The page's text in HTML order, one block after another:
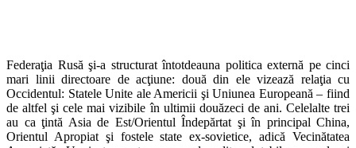
Federaţia Rusă şi-a structurat întotdeauna politica externă pe cinci
mari linii directoare de acţiune: două din ele vizează relaţia cu
Occidentul: Statele Unite ale Americii şi Uniunea Europeană – fiind
de altfel şi cele mai vizibile în ultimii douăzeci de ani. Celelalte trei
au ca ţintă Asia de Est/Orientul Îndepărtat şi în principal China,
Orientul Apropiat şi fostele state ex-sovietice, adică Vecinătatea